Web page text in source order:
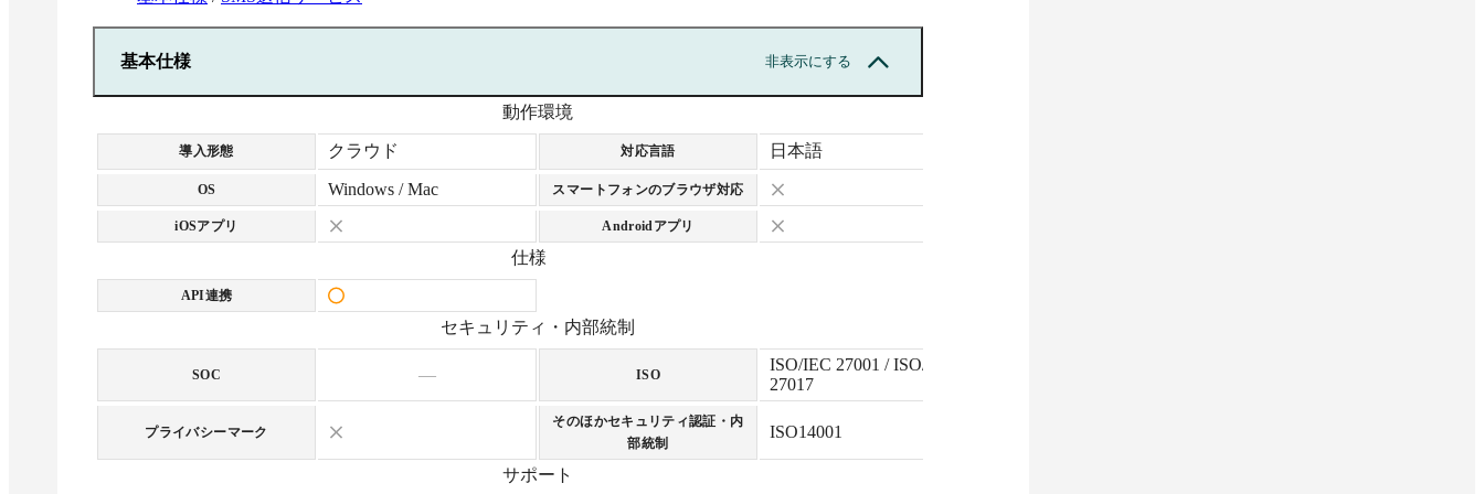
基本仕様 非表示にする
動作環境
導入形態 クラウド 対応言語 日本語
OS Windows / Mac スマートフォンのブラウザ対応
iOSアプリ Androidアプリ
仕様
API連携
セキュリティ・内部統制
SOC — ISO
ISO/IEC 27001 / ISO/IEC
27017
プライバシーマーク
そのほかセキュリティ認証・内
部統制
ISO14001
サポート